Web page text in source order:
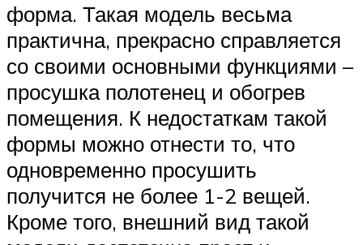
форма. Такая модель весьма
практична, прекрасно справляется
со своими основными функциями –
просушка полотенец и обогрев
помещения. К недостаткам такой
формы можно отнести то, что
одновременно просушить
получится не более 1-2 вещей.
Кроме того, внешний вид такой